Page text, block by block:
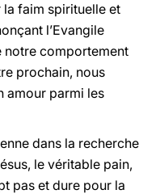
la faim spirituelle et
l’Evangile
notre comportement
prochain, nous
amour parmi les
dans la recherche
le véritable pain,
pas et dure pour la